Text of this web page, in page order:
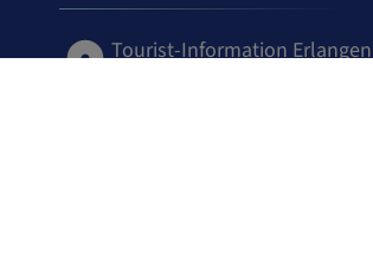
Tourist-Information Erlangen